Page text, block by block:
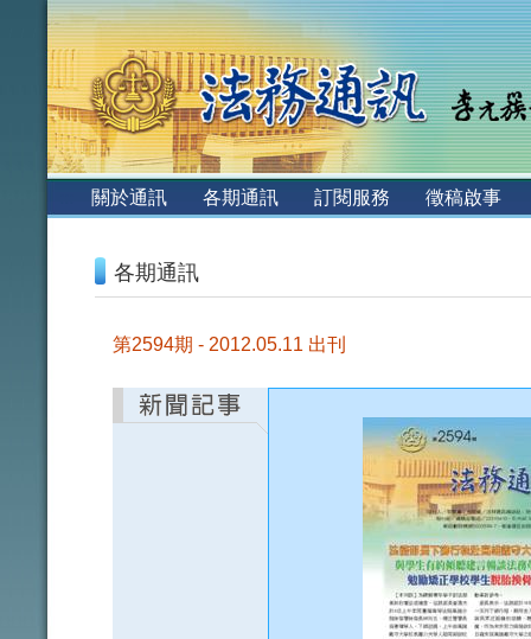
關於通訊 各期通訊 訂閱服務
徵稿啟事
各期通訊
第2594期 - 2012.05.11 出刊